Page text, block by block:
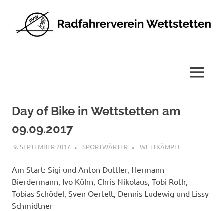
springen
MENÜ
Day of Bike in Wettstetten am
09.09.2017
9. SEPTEMBER 2017 SPORTWÄRTER WETTKÄMPFE
Am Start: Sigi und Anton Duttler, Hermann
Bierdermann, Ivo Kühn, Chris Nikolaus, Tobi Roth,
Tobias Schödel, Sven Oertelt, Dennis Ludewig und Lissy
Schmidtner